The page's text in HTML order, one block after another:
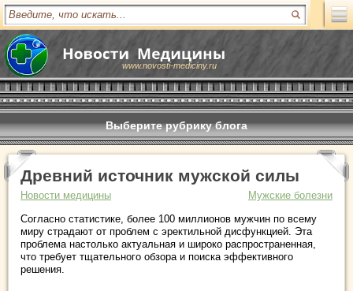
www.novosti-mediciny.ru
Выберите рубрику блога
Древний источник мужской силы
Новости медицины
Мужские болезни
Согласно статистике, более 100 миллионов мужчин по всему
миру страдают от проблем с эректильной дисфункцией. Эта
проблема настолько актуальная и широко распространенная,
что требует тщательного обзора и поиска эффективного
решения.